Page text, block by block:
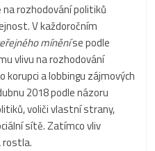
na rozhodování politiků
V každoročním
míněníse podle
vlivu na rozhodování
korupci a lobbingu zájmových
2018 podle názoru
voliči vlastní strany,
sítě. Zatímco vliv
rostla.